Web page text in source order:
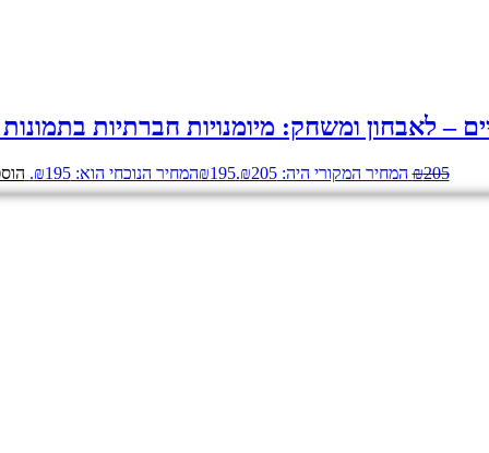
– לאבחון ומשחק: מיומנויות חברתיות
₪205 המחיר המקורי היה: ₪205. ₪195 המחיר הנוכחי הוא: ₪195.